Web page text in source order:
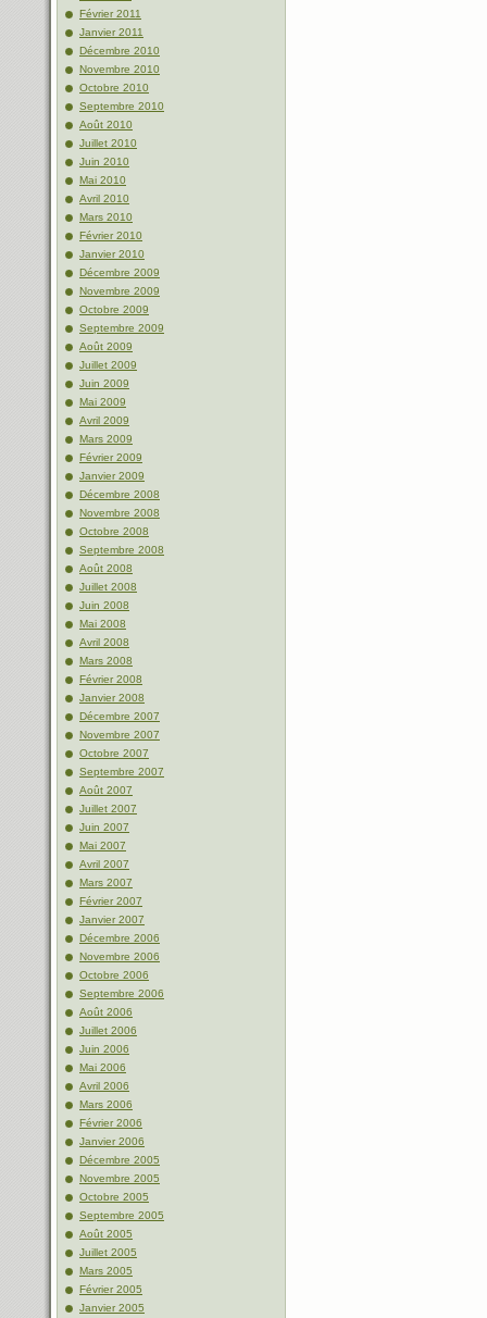
Février 2011
Janvier 2011
Décembre 2010
Novembre 2010
Octobre 2010
Septembre 2010
Août 2010
Juillet 2010
Juin 2010
Mai 2010
Avril 2010
Mars 2010
Février 2010
Janvier 2010
Décembre 2009
Novembre 2009
Octobre 2009
Septembre 2009
Août 2009
Juillet 2009
Juin 2009
Mai 2009
Avril 2009
Mars 2009
Février 2009
Janvier 2009
Décembre 2008
Novembre 2008
Octobre 2008
Septembre 2008
Août 2008
Juillet 2008
Juin 2008
Mai 2008
Avril 2008
Mars 2008
Février 2008
Janvier 2008
Décembre 2007
Novembre 2007
Octobre 2007
Septembre 2007
Août 2007
Juillet 2007
Juin 2007
Mai 2007
Avril 2007
Mars 2007
Février 2007
Janvier 2007
Décembre 2006
Novembre 2006
Octobre 2006
Septembre 2006
Août 2006
Juillet 2006
Juin 2006
Mai 2006
Avril 2006
Mars 2006
Février 2006
Janvier 2006
Décembre 2005
Novembre 2005
Octobre 2005
Septembre 2005
Août 2005
Juillet 2005
Mars 2005
Février 2005
Janvier 2005